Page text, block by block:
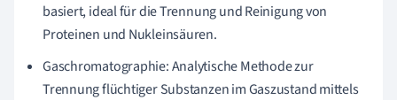
basiert, ideal für die Trennung und Reinigung von
Proteinen und Nukleinsäuren.
Gaschromatographie: Analytische Methode zur
Trennung flüchtiger Substanzen im Gaszustand mittels